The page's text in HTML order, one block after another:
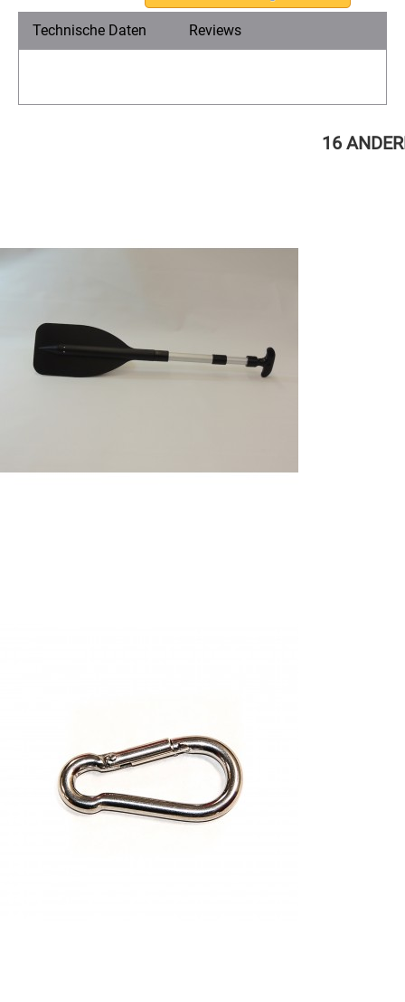
Technische Daten Reviews
16